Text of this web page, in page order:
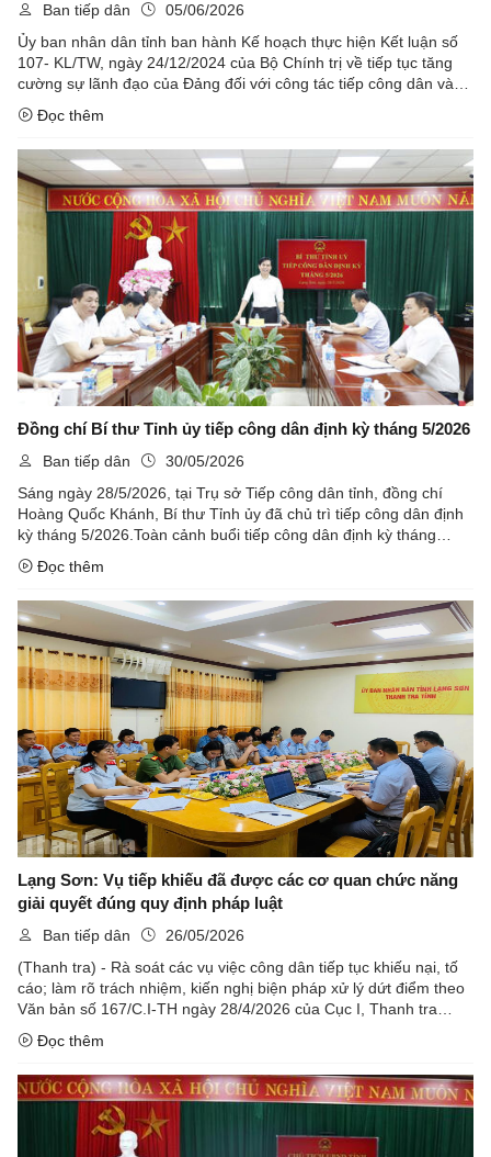
khiếu nại, tố cáo, kiến nghị, phản ánh
Ban tiếp dân
05/06/2026
Ủy ban nhân dân tỉnh ban hành Kế hoạch thực hiện Kết luận số
107- KL/TW, ngày 24/12/2024 của Bộ Chính trị về tiếp tục tăng
cường sự lãnh đạo của Đảng đối với công tác tiếp công dân và
giải quyết khiếu nại, tố cáo, kiến nghị, phản ánh (Kế hoạch số ...
Đọc thêm
Đồng chí Bí thư Tỉnh ủy tiếp công dân định kỳ tháng 5/2026
Ban tiếp dân
30/05/2026
Sáng ngày 28/5/2026, tại Trụ sở Tiếp công dân tỉnh, đồng chí
Hoàng Quốc Khánh, Bí thư Tỉnh ủy đã chủ trì tiếp công dân định
kỳ tháng 5/2026.Toàn cảnh buổi tiếp công dân định kỳ tháng
5/2026
Đọc thêm
Lạng Sơn: Vụ tiếp khiếu đã được các cơ quan chức năng
giải quyết đúng quy định pháp luật
Ban tiếp dân
26/05/2026
(Thanh tra) - Rà soát các vụ việc công dân tiếp tục khiếu nại, tố
cáo; làm rõ trách nhiệm, kiến nghị biện pháp xử lý dứt điểm theo
Văn bản số 167/C.I-TH ngày 28/4/2026 của Cục I, Thanh tra
Chính phủ, Thanh tra tỉnh Lạng Sơn cho biết, vụ tiếp khiếu ...
Đọc thêm